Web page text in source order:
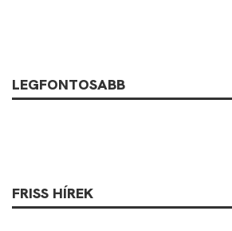
LEGFONTOSABB
FRISS HÍREK